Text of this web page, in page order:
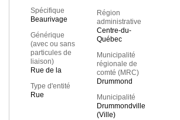
Spécifique
Beaurivage
Générique
(avec ou sans
particules de
liaison)
Rue de la
Type d'entité
Rue
Région
administrative
Centre-du-
Québec
Municipalité
régionale de
comté (MRC)
Drummond
Municipalité
Drummondville
(Ville)